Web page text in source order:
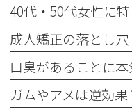
40代・50代女性に
成人矯正の落とし